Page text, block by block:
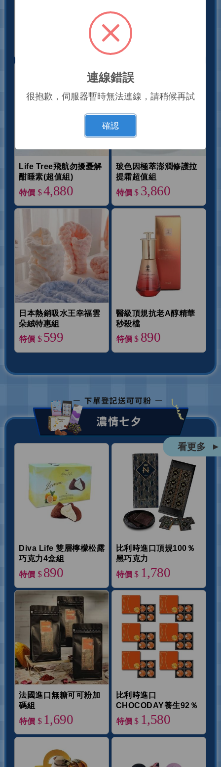
不挑鍋鑄鐵穩鍋神器回
日本Life Tree告別緊繃
高濃度鎂噴霧
特價
Life Tree飛航勿擾憂解
酣睡素(超值組)
特價 $4,880
玻色因極萃澎潤修護拉
提霜超值組
特價 $ 3,860
日本熱銷吸水王幸福雲
朵絨特惠組
特價 $ 599
醫級頂規抗老A醇精華
秒殺檔
特價 $ 890
看更多 ▲
Diva Life 雙層檸檬松露
巧克力4盒組
特價 $ 890
比利時進口頂規100％
黑巧克力
特價 $ 1,780
法國進口無糖可可粉加
碼組
特價 $ 1,690
比利時進口
CHOCODAY養生92％
黑巧克力
特價 $ 1,580
連線錯誤
很抱歉，伺服器暫時無法連線，請稍候再試
確認